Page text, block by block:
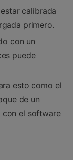
calibrada
primero.
con un
puede
esto como el
de un
con el software